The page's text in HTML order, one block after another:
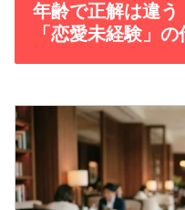
年齢で正解は違う
「恋愛未経験」